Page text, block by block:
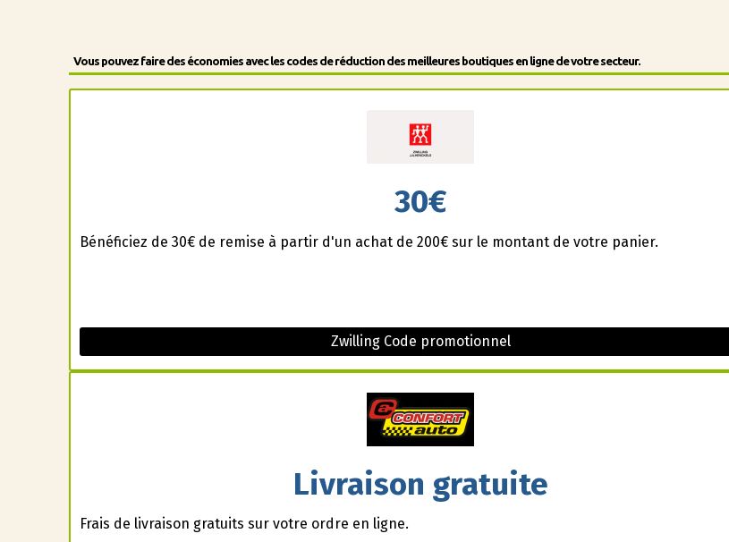
Vous pouvez faire des économies avec les codes de réduction des meilleures boutiques en ligne de votre secteur.
30€
Bénéficiez de 30€ de remise à partir d'un achat de 200€ sur le montant de votre panier.
Zwilling Code promotionnel
Livraison gratuite
Frais de livraison gratuits sur votre ordre en ligne.